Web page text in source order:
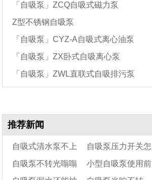
「自吸泵」ZCQ自吸式磁力泵
Z型不锈钢自吸泵
「自吸泵」CYZ-A自吸式离心油泵
「自吸泵」ZX卧式自吸离心泵
「自吸泵」ZWL直联式自吸排污泵
推荐新闻
自吸式清水泵不上
水怎么解决?
自吸泵压力开关怎
么调
自吸泵不转光嗡嗡 小型自吸泵使用前